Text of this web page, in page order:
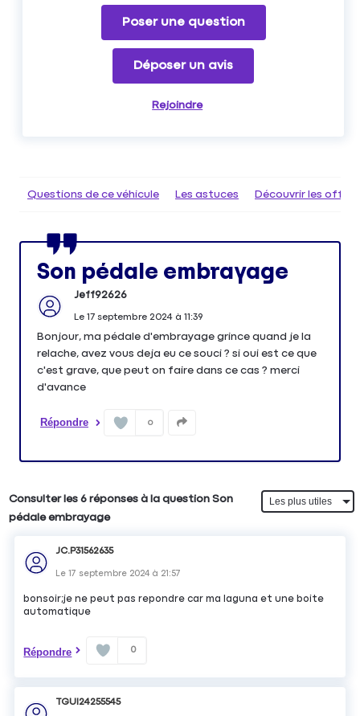
Poser une question
Déposer un avis
Rejoindre
Questions de ce véhicule Les astuces Découvrir les
Son pédale embrayage
Jeff92626
Le 17 septembre 2024à 11:39
Bonjour, ma pédale d'embrayage grince quand je la
relache, avez vous deja eu ce souci ? si oui est ce que
c'est grave, que peut on faire dans ce cas ? merci
d'avance
Répondre 0
Consulter les 6 réponses à la question Son
pédale embrayage
JC.P31562635
Le17 septembre 2024 à 21:57
bonsoir;je ne peut pas repondre car ma laguna et une boite
automatique
Répondre 0
TGUI24255545